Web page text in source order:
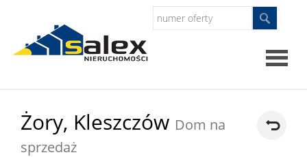
Żory, Kleszczów Dom na
sprzedaż